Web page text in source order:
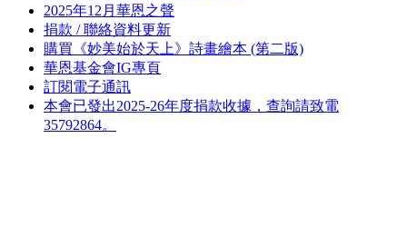
2025年12月華恩之聲
捐款 / 聯絡資料更新
購買《妙美始於天上》詩畫繪本 (第二版)
華恩基金會IG專頁
訂閱電子通訊
本會已發出2025-26年度捐款收據，查詢請致電
35792864。